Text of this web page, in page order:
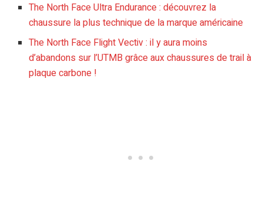
The North Face Ultra Endurance : découvrez la
chaussure la plus technique de la marque américaine
The North Face Flight Vectiv : il y aura moins
d’abandons sur l’UTMB grâce aux chaussures de trail à
plaque carbone !